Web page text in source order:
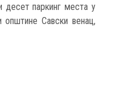
десет паркинг места у
општине Савски венац,